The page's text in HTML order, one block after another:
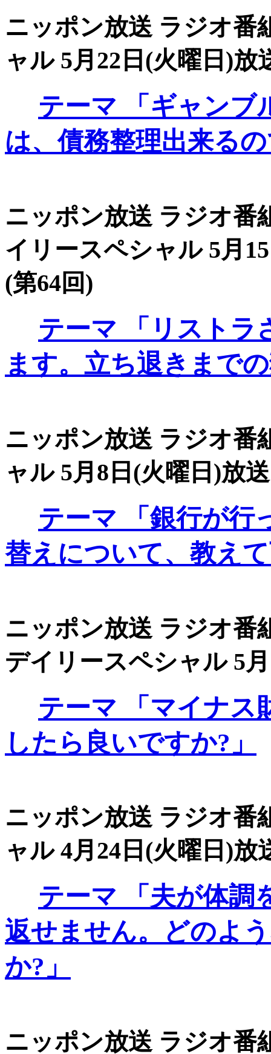
ニッポン放送 ラジオ番
ャル 5月22日(火曜日)放
テーマ 「ギャンブ
は、債務整理出来る
ニッポン放送 ラジオ番
イリースペシャル 5月
(第64回)
テーマ 「リストラ
ます。立ち退きまで
ニッポン放送 ラジオ番
ャル 5月8日(火曜日)放
テーマ 「銀行が行
替えについて、教え
ニッポン放送 ラジオ番
デイリースペシャル 5
テーマ 「マイナス
したら良いですか?」
ニッポン放送 ラジオ番
ャル 4月24日(火曜日)放
テーマ 「夫が体調
返せません。どのよ
か?」
ニッポン放送 ラジオ番